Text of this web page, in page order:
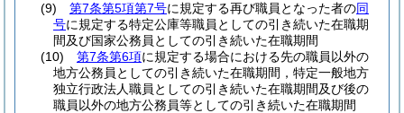
(9)
第7条第5項第7号に規定する再び職員となった者の同
号に規定する特定公庫等職員としての引き続いた在職期
間及び国家公務員としての引き続いた在職期間
(10)
第7条第6項に規定する場合における先の職員以外の
地方公務員としての引き続いた在職期間，特定一般地方
独立行政法人職員としての引き続いた在職期間及び後の
職員以外の地方公務員等としての引き続いた在職期間